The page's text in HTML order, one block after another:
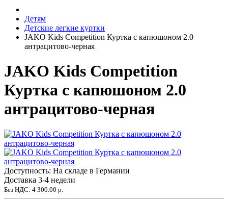
Детям
Детские легкие куртки
JAKO Kids Competition Куртка с капюшоном 2.0
антрацитово-черная
JAKO Kids Competition
Куртка с капюшоном 2.0
антрацитово-черная
Доступность: На складе в Германии
Доставка 3-4 недели
Без НДС: 4 300.00 р.